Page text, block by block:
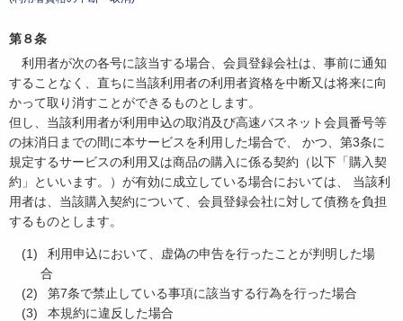
第８条
利用者が次の各号に該当する場合、会員登録会社は、事前に通知
することなく、直ちに当該利用者の利用者資格を中断又は将来に向
かって取り消すことができるものとします。
但し、当該利用者が利用申込の取消及び高速バスネット会員番号等
の抹消日までの間に本サービスを利用した場合で、 かつ、第3条に
規定するサービスの利用又は商品の購入に係る契約（以下「購入契
約」といいます。）が有効に成立している場合においては、 当該利
用者は、当該購入契約について、会員登録会社に対して債務を負担
するものとします。
利用申込において、虚偽の申告を行ったことが判明した場
合
第7条で禁止している事項に該当する行為を行った場合
本規約に違反した場合